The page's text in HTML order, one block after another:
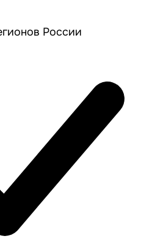
России